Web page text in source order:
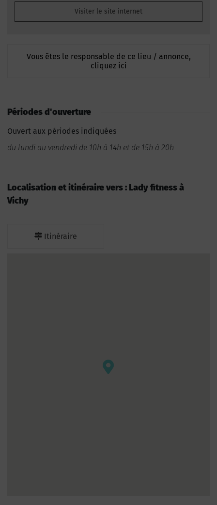
Visiter le site internet
Vous êtes le responsable de ce lieu / annonce,
cliquez ici
Périodes d'ouverture
Ouvert aux périodes indiquées
du lundi au vendredi de 10h à 14h et de 15h à 20h
Localisation et itinéraire vers : Lady fitness à
Vichy
Itinéraire